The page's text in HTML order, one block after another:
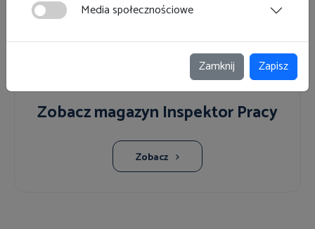
Zobacz magazyn Inspektor Pracy
Zobacz
Media społecznościowe
Zamknij Zapisz